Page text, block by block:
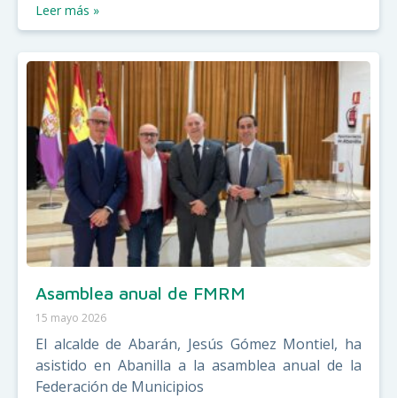
Leer más »
Asamblea anual de FMRM
15 mayo 2026
El alcalde de Abarán, Jesús Gómez Montiel, ha
asistido en Abanilla a la asamblea anual de la
Federación de Municipios